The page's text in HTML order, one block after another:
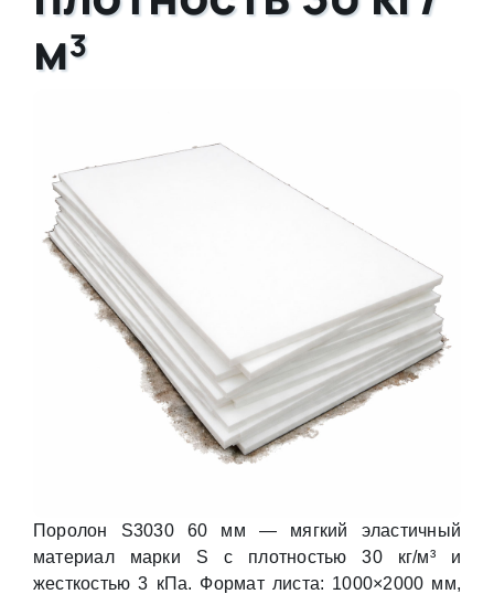
м³
Поролон S3030 60 мм — мягкий эластичный
материал марки S с плотностью 30 кг/м³ и
жесткостью 3 кПа. Формат листа: 1000×2000 мм,